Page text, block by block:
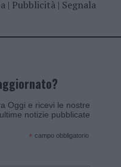
| Pubblicità| Segnala
Oggi e ricevi le nostre
notizie pubblicate
* campo obbligatorio